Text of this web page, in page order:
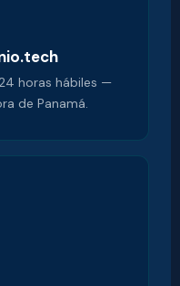
horas hábiles —
de Panamá.